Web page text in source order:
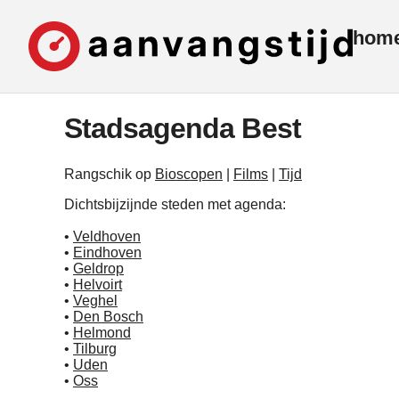
Stadsagenda Best
Rangschik op Bioscopen Films
Tijd
Dichtsbijzijnde steden met agenda:
• Veldhoven
• Eindhoven
• Geldrop
• Helvoirt
• Veghel
• Den Bosch
• Helmond
• Tilburg
• Uden
• Oss